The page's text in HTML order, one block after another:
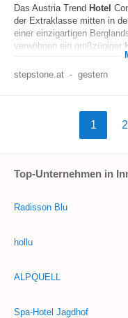
Das Austria Trend Hotel
der Extraklasse mitten in
einer einzigartigen
verwöhnen ein großzügiger
stepstone.at - gestern
1 2
Top-Unternehmen in
Radisson Blu
hollu
ALPQUELL
Spa-Hotel Jagdhof